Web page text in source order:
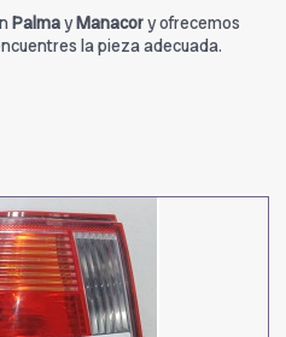
PalmayManacory ofrecemos
la pieza adecuada.